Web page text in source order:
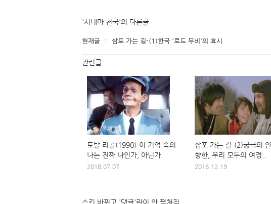
'시네마 천국'의 다른글
현재글 삼포 가는 길-(1)한국 '로드 무비'의 효시
관련글
토탈 리콜(1990)-이 기억 속의
나는 진짜 나인가, 아닌가
2018.07.07
삼포 가는 길-(2)궁극의
향한, 우리 모두의 여정..
2016.12.19
스킨 바뀌고 '댓글'란이 안 펼쳐짐